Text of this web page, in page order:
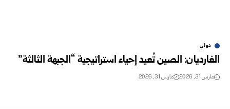
دولي
الغارديان: الصين تُعيد إحياء استراتيجية “الجبهة الثالثة”
مارس 31, 2026 مارس 31, 2026